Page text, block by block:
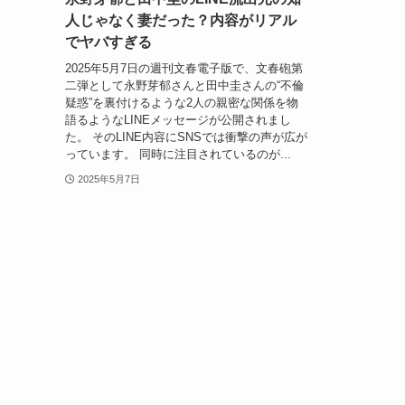
人じゃなく妻だった？内容がリアル
でヤバすぎる
2025年5月7日の週刊文春電子版で、文春砲第
二弾として永野芽郁さんと田中圭さんの“不倫
疑惑”を裏付けるような2人の親密な関係を物
語るようなLINEメッセージが公開されまし
た。 そのLINE内容にSNSでは衝撃の声が広が
っています。 同時に注目されているのが...
2025年5月7日